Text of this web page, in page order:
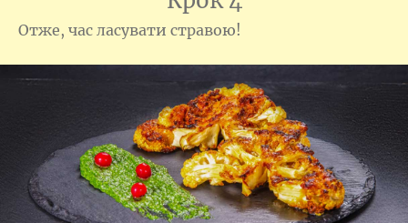
Отже, час ласувати стравою!